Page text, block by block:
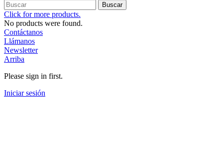
Buscar
Click for more products.
No products were found.
Contáctanos
Llámanos
Newsletter
Arriba
Please sign in first.
Iniciar sesión